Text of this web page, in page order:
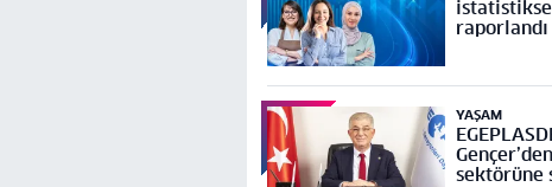
raporlandı
YAŞAM
sektörüne